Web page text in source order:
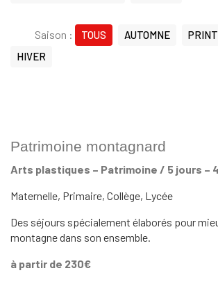
Saison : TOUS AUTOMNE
HIVER
Patrimoine montagnard
Arts plastiques – Patrimoine / 5 jours –
Maternelle, Primaire, Collège, Lycée
Des séjours spécialement élaborés pour
montagne dans son ensemble.
à partir de 230€